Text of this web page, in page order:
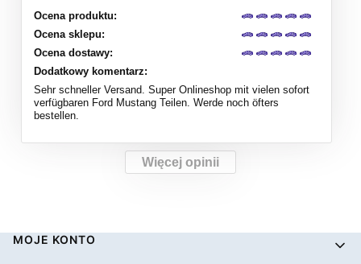
Ocena produktu:
Ocena sklepu:
Ocena dostawy:
Dodatkowy komentarz:
Sehr schneller Versand. Super Onlineshop mit vielen sofort
verfügbaren Ford Mustang Teilen. Werde noch öfters
bestellen.
Więcej opinii
Linki w stopce
MOJE KONTO